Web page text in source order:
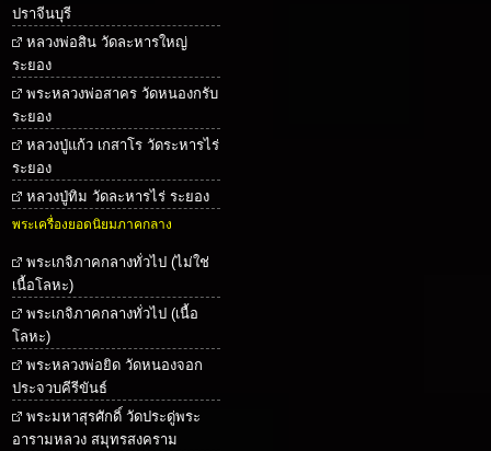
ปราจีนบุรี
หลวงพ่อสิน วัดละหารใหญ่
ระยอง
พระหลวงพ่อสาคร วัดหนองกรับ
ระยอง
หลวงปู่แก้ว เกสาโร วัดระหารไร่
ระยอง
หลวงปู่ทิม วัดละหารไร่ ระยอง
พระเครื่องยอดนิยมภาคกลาง
พระเกจิภาคกลางทั่วไป (ไม่ใช่
เนื้อโลหะ)
พระเกจิภาคกลางทั่วไป (เนื้อ
โลหะ)
พระหลวงพ่อยิด วัดหนองจอก
ประจวบคีรีขันธ์
พระมหาสุรศักดิ์ วัดประดู่พระ
อารามหลวง สมุทรสงคราม